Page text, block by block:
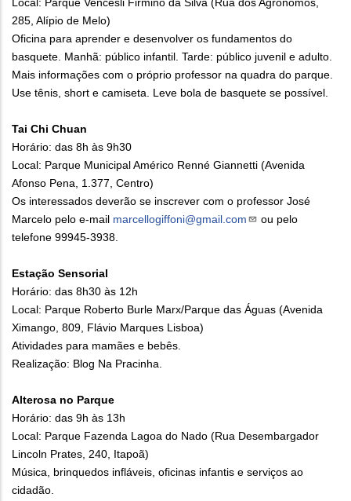
Local: Parque Vencesli Firmino da Silva (Rua dos Agrônomos,
285, Alípio de Melo)
Oficina para aprender e desenvolver os fundamentos do
basquete. Manhã: público infantil. Tarde: público juvenil e adulto.
Mais informações com o próprio professor na quadra do parque.
Use tênis, short e camiseta. Leve bola de basquete se possível.
Tai Chi Chuan
Horário: das 8h às 9h30
Local: Parque Municipal Américo Renné Giannetti (Avenida
Afonso Pena, 1.377, Centro)
Os interessados deverão se inscrever com o professor José
Marcelo pelo e-mail marcellogiffoni@gmail.com
ou pelo
telefone 99945-3938.
Estação Sensorial
Horário: das 8h30 às 12h
Local: Parque Roberto Burle Marx/Parque das Águas (Avenida
Ximango, 809, Flávio Marques Lisboa)
Atividades para mamães e bebês.
Realização: Blog Na Pracinha.
Alterosa no Parque
Horário: das 9h às 13h
Local: Parque Fazenda Lagoa do Nado (Rua Desembargador
Lincoln Prates, 240, Itapoã)
Música, brinquedos infláveis, oficinas infantis e serviços ao
cidadão.